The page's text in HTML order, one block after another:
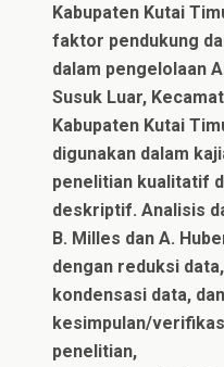
Kabupaten Kutai
faktor pendukung
dalam pengelolaan
Susuk Luar,
Kabupaten Kutai
digunakan dalam
penelitian kualitatif
deskriptif. Analisis
B. Milles dan A.
dengan reduksi
kondensasi data,
kesimpulan/
penelitian,